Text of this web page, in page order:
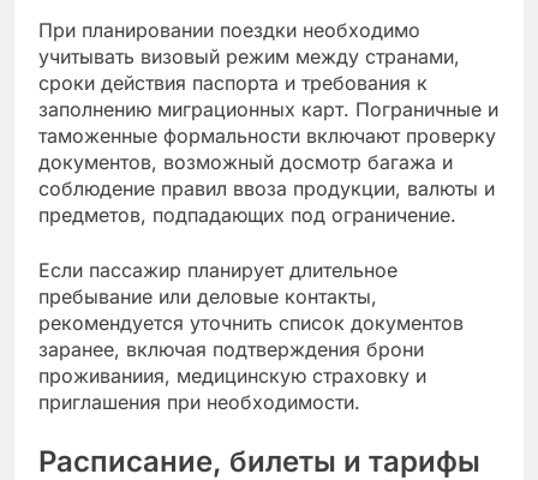
При планировании поездки необходимо
учитывать визовый режим между странами,
сроки действия паспорта и требования к
заполнению миграционных карт. Пограничные и
таможенные формальности включают проверку
документов, возможный досмотр багажа и
соблюдение правил ввоза продукции, валюты и
предметов, подпадающих под ограничение.
Если пассажир планирует длительное
пребывание или деловые контакты,
рекомендуется уточнить список документов
заранее, включая подтверждения брони
проживаниия, медицинскую страховку и
приглашения при необходимости.
Расписание, билеты и тарифы